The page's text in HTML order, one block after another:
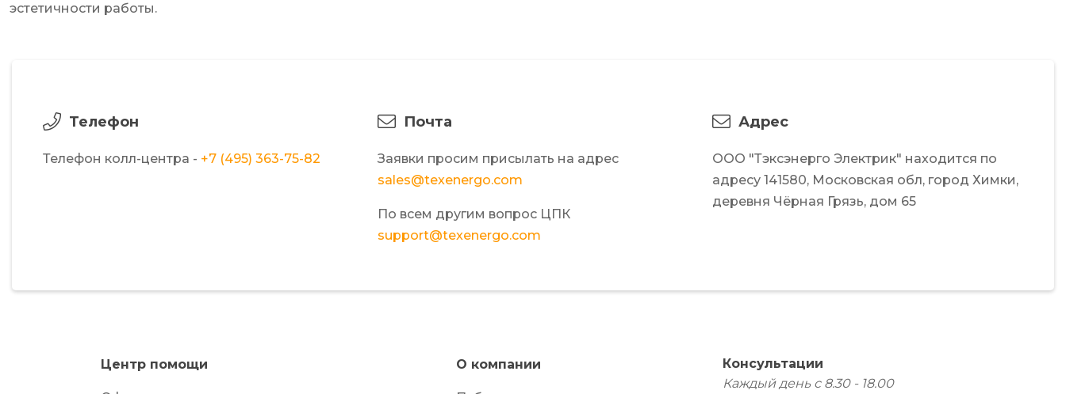
эстетичности работы.
Телефон
Телефон колл-центра - +7 (495) 363-75-82
Почта
Заявки просим присылать на адрес
sales@texenergo.com
По всем другим вопрос ЦПК
support@texenergo.com
Адрес
ООО "Тэксэнерго Электрик" находится по
адресу 141580, Московская обл, город Химки,
деревня Чёрная Грязь, дом 65
Центр помощи О компании
Консультации
Каждый день с 8.30 - 18.00